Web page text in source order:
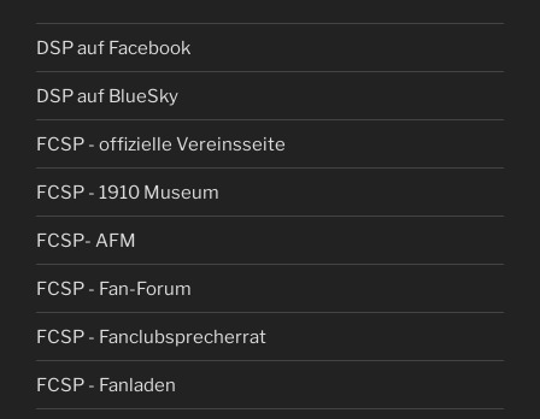
DSP auf Facebook
DSP auf BlueSky
FCSP - offizielle Vereinsseite
FCSP - 1910 Museum
FCSP- AFM
FCSP - Fan-Forum
FCSP - Fanclubsprecherrat
FCSP - Fanladen